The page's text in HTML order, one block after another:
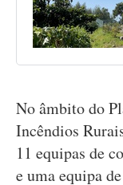
No âmbito do
Incêndios
11 equipas de
e uma equipa